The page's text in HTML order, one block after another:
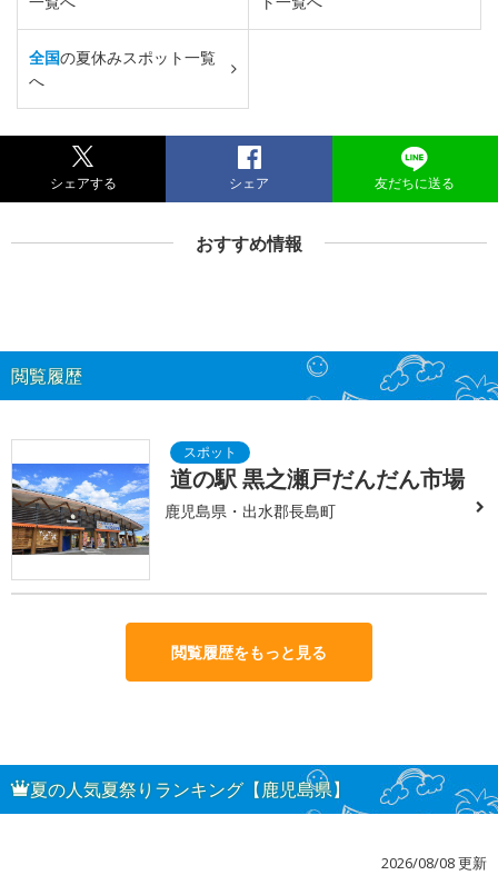
全国の夏休みスポット一覧
へ
シェアする シェア 友だちに送る
おすすめ情報
閲覧履歴
道の駅 黒之瀬戸だんだん市場
鹿児島県・出水郡長島町
閲覧履歴をもっと見る
夏の人気夏祭りランキング【鹿児島県】
2026/08/08 更新